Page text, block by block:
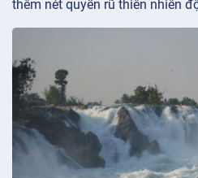
thêm nét quyến rũ thiên nhiên